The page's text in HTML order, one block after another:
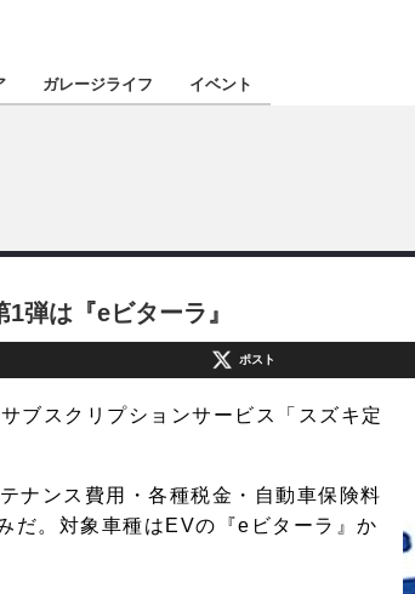
定★厳選プロ
沖縄
ガレージライフ イベント
弾は『eビターラ』
ポスト
ブスクリプションサービス「スズキ定
ナンス費用・各種税金・自動車保険料
だ。対象車種はEVの『eビターラ』か